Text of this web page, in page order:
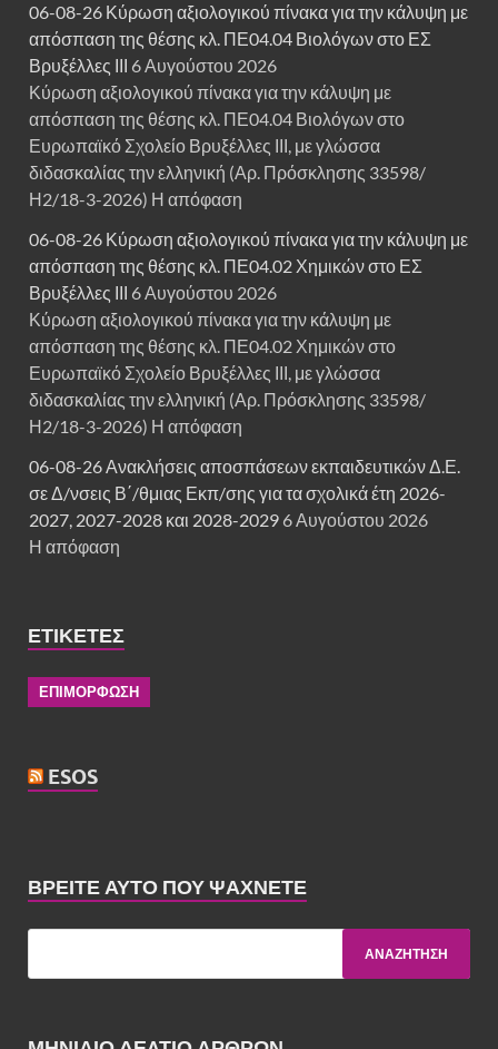
06-08-26 Κύρωση αξιολογικού πίνακα για την κάλυψη με
απόσπαση της θέσης κλ. ΠΕ04.04 Βιολόγων στο ΕΣ
Βρυξέλλες ΙΙΙ 6 Αυγούστου 2026
Κύρωση αξιολογικού πίνακα για την κάλυψη με
απόσπαση της θέσης κλ. ΠΕ04.04 Βιολόγων στο
Ευρωπαϊκό Σχολείο Βρυξέλλες ΙΙΙ, με γλώσσα
διδασκαλίας την ελληνική (Αρ. Πρόσκλησης 33598/
Η2/18-3-2026) Η απόφαση
06-08-26 Κύρωση αξιολογικού πίνακα για την κάλυψη με
απόσπαση της θέσης κλ. ΠΕ04.02 Χημικών στο ΕΣ
Βρυξέλλες ΙΙΙ 6 Αυγούστου 2026
Κύρωση αξιολογικού πίνακα για την κάλυψη με
απόσπαση της θέσης κλ. ΠΕ04.02 Χημικών στο
Ευρωπαϊκό Σχολείο Βρυξέλλες ΙΙΙ, με γλώσσα
διδασκαλίας την ελληνική (Αρ. Πρόσκλησης 33598/
Η2/18-3-2026) Η απόφαση
06-08-26 Ανακλήσεις αποσπάσεων εκπαιδευτικών Δ.Ε.
σε Δ/νσεις Β΄/θμιας Εκπ/σης για τα σχολικά έτη 2026-
2027, 2027-2028 και 2028-2029 6 Αυγούστου 2026
Η απόφαση
ΕΤΙΚΈΤΕΣ
ΕΠΙΜΟΡΦΩΣΗ
ESOS
ΒΡΕΊΤΕ ΑΥΤΌ ΠΟΥ ΨΆΧΝΕΤΕ